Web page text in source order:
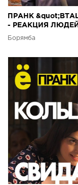
ПРАНК
- РЕАКЦИЯ
Борямба